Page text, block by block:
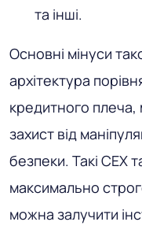
та інші.
Основні мінуси
архітектура
кредитного плеча,
захист від
безпеки. Такі CEX
максимально
можна залучити